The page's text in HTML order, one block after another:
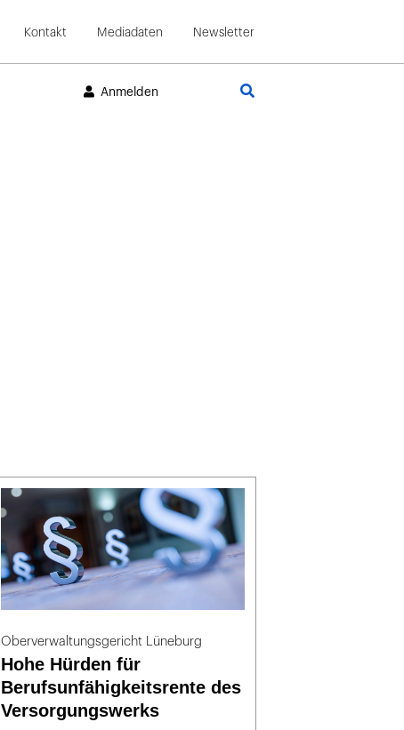
Kontakt Mediadaten Newsletter
Anmelden
Oberverwaltungsgericht Lüneburg
Hohe Hürden für
Berufsunfähigkeitsrente des
Versorgungswerks